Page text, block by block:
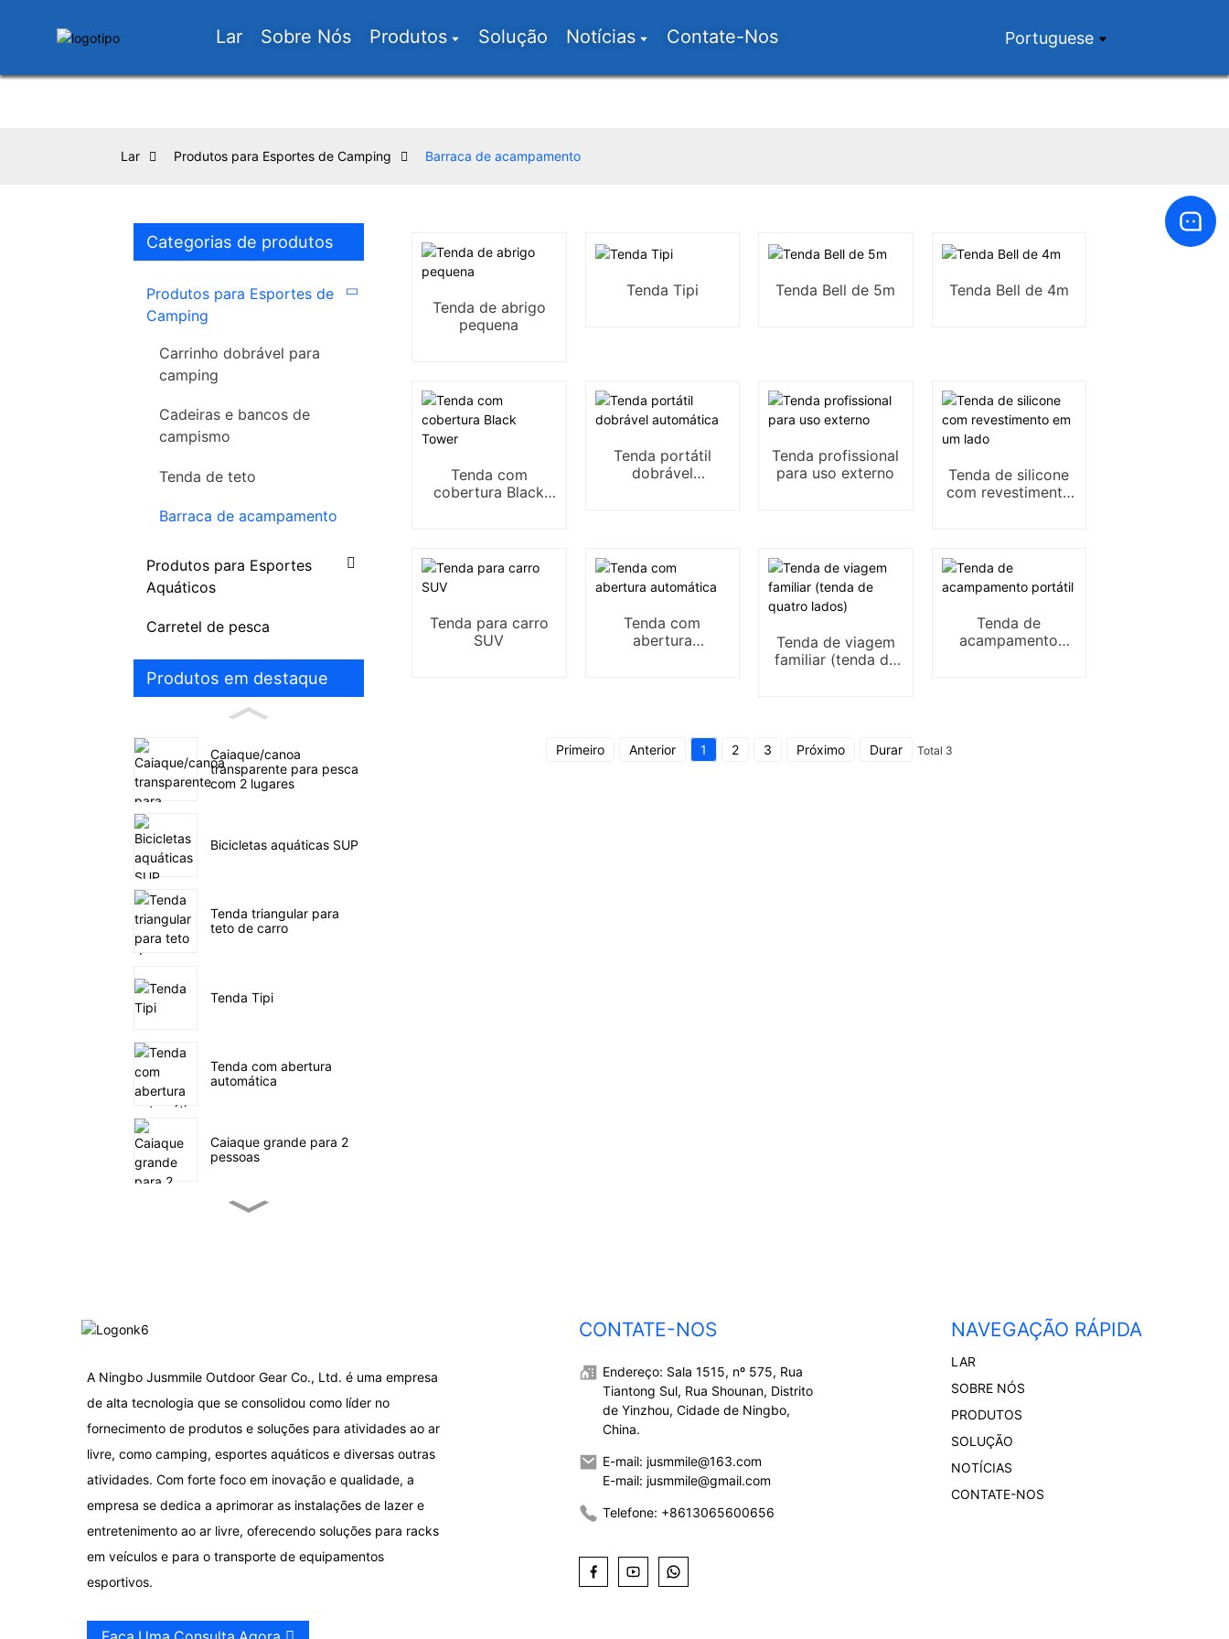
Lar Sobre Nós Produtos Solução Notícias Contate-Nos Portuguese
Lar Produtos para Esportes de Camping Barraca de acampamento
Categorias de produtos
Produtos para Esportes de
Camping
Carrinho dobrável para
camping
Cadeiras e bancos de
campismo
Tenda de teto
Barraca de acampamento
Produtos para Esportes
Aquáticos
Carretel de pesca
Produtos em destaque
Caiaque/canoa
transparente para pesca
com 2 lugares
Bicicletas aquáticas SUP
Tenda triangular para
teto de carro
Tenda Tipi
Tenda com abertura
automática
Caiaque grande para 2
pessoas
Tenda familiar com
quatro túneis
Carrinho utilitário para
uso externo
Canoa de pesca
individual de plástico
Tenda de abrigo
pequena
Tenda Tipi Tenda Bell de 5m Tenda Bell de 4m
Tenda com
cobertura Black
Tenda portátil
dobrável
Tenda profissional
para uso externo
Tenda de silicone
com revestimento
Tenda para carro
SUV
Tenda com
abertura
Tenda de viagem
familiar (tenda de
Tenda de
acampamento
Primeiro Anterior 1 2 3 Próximo Durar Total 3
A Ningbo Jusmmile Outdoor Gear Co., Ltd. é uma empresa
de alta tecnologia que se consolidou como líder no
fornecimento de produtos e soluções para atividades ao ar
livre, como camping, esportes aquáticos e diversas outras
atividades. Com forte foco em inovação e qualidade, a
empresa se dedica a aprimorar as instalações de lazer e
entretenimento ao ar livre, oferecendo soluções para racks
em veículos e para o transporte de equipamentos
esportivos.
CONTATE-NOS
Endereço: Sala 1515, nº 575, Rua
Tiantong Sul, Rua Shounan, Distrito
de Yinzhou, Cidade de Ningbo,
China.
E-mail: jusmmile@163.com
E-mail: jusmmile@gmail.com
Telefone: +8613065600656
NAVEGAÇÃO RÁPIDA
LAR
SOBRE NÓS
PRODUTOS
SOLUÇÃO
NOTÍCIAS
CONTATE-NOS